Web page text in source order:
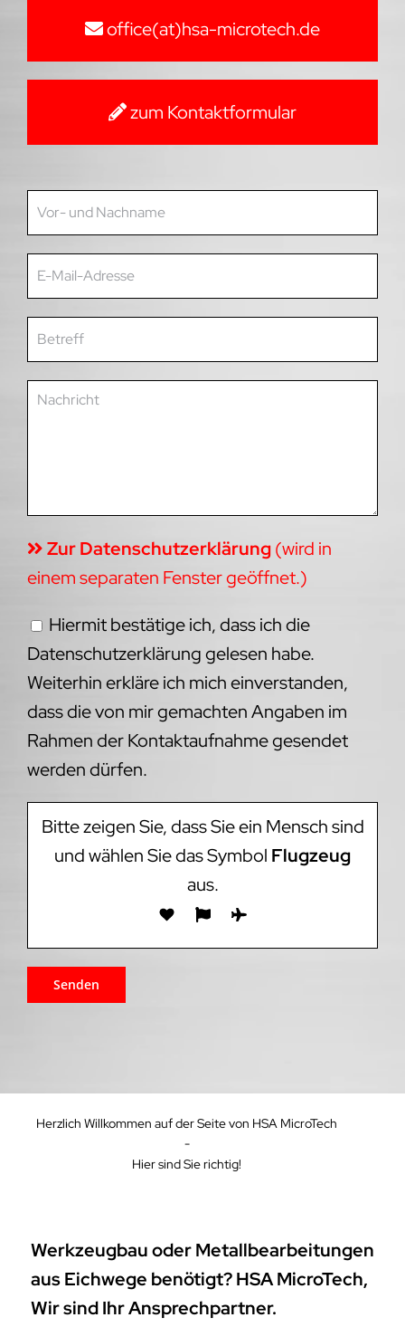
office(at)hsa-microtech.de
zum Kontaktformular
Zur Datenschutzerklärung(wird in
einem separaten Fenster geöffnet.)
Hiermit bestätige ich, dass ich die
Datenschutzerklärung gelesen habe.
Weiterhin erkläre ich mich einverstanden,
dass die von mir gemachten Angaben im
Rahmen der Kontaktaufnahme gesendet
werden dürfen.
Bitte zeigen Sie, dass Sie ein Mensch sind
und wählen Sie das Symbol Flugzeug
aus.
Herzlich Willkommen auf der Seite von HSA MicroTech
-
Hier sind Sie richtig!
Werkzeugbau oder Metallbearbeitungen
aus Eichwege benötigt? HSA MicroTech,
Wir sind Ihr Ansprechpartner.